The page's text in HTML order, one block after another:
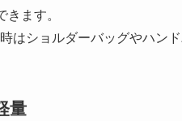
ます。
はショルダーバッグやハン
量